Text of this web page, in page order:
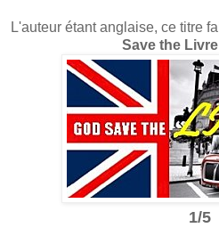
L'auteur étant anglaise, ce titre
Save the Livre
1/5